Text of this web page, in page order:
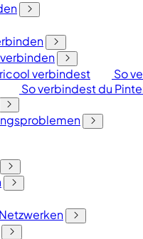
verbindest
So
So verbindest du